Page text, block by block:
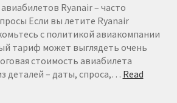
Ryanair – часто
Если вы летите Ryanair
с политикой авиакомпании
тариф может выглядеть очень
стоимость авиабилета
деталей – даты, спроса,… Read